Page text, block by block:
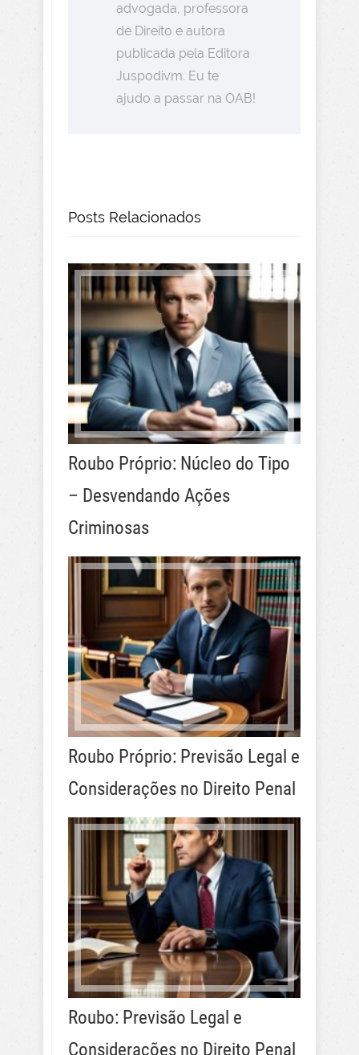
advogada, professora
de Direito e autora
publicada pela Editora
Juspodivm. Eu te
ajudo a passar na OAB!
Posts Relacionados
Roubo Próprio: Núcleo do Tipo
– Desvendando Ações
Criminosas
Roubo Próprio: Previsão Legal e
Considerações no Direito Penal
Roubo: Previsão Legal e
Considerações no Direito Penal